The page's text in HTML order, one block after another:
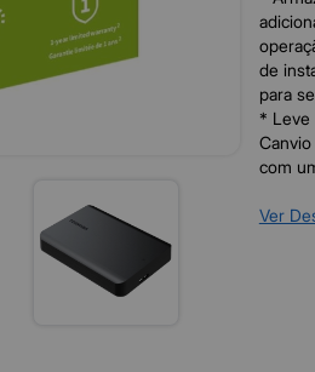
de
para
* Leve
com
*
Ver